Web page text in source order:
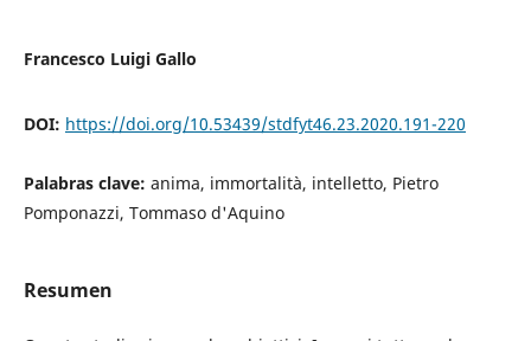
Francesco Luigi Gallo
DOI: https://doi.org/10.53439/stdfyt46.23.2020.191-220
Palabras clave: anima, immortalità, intelletto, Pietro
Pomponazzi, Tommaso d'Aquino
Resumen